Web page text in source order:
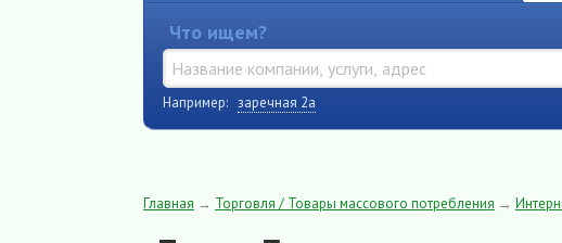
Что ищем?
Например: заречная 2а
Главная → Торговля / Товары массового потребления →